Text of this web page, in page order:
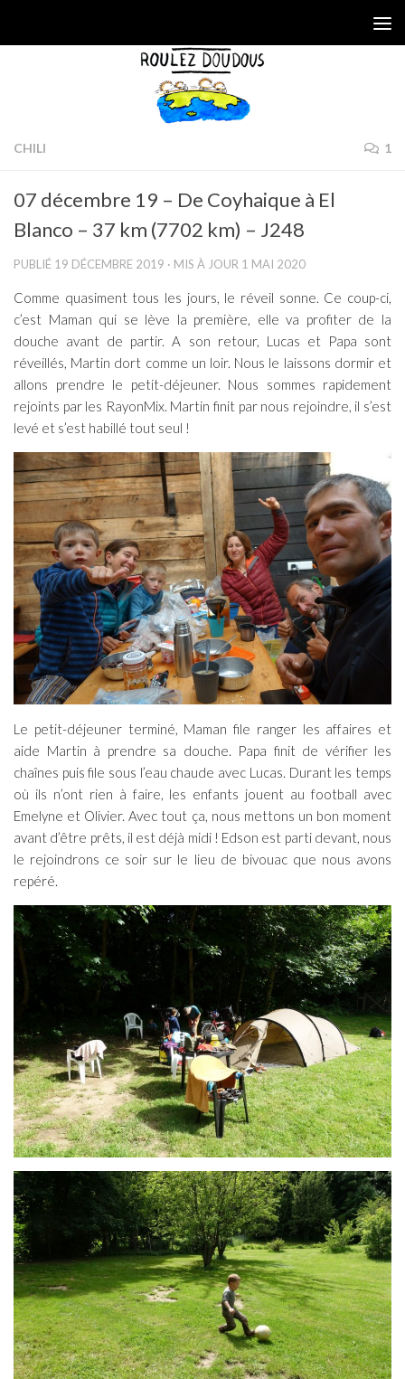
CHILI 1
07 décembre 19 – De Coyhaique à El
Blanco – 37 km (7702 km) – J248
PUBLIÉ 19 DÉCEMBRE 2019 · MIS À JOUR 1 MAI 2020
Comme quasiment tous les jours, le réveil sonne. Ce coup-ci,
c’est Maman qui se lève la première, elle va profiter de la
douche avant de partir. A son retour, Lucas et Papa sont
réveillés, Martin dort comme un loir. Nous le laissons dormir et
allons prendre le petit-déjeuner. Nous sommes rapidement
rejoints par les RayonMix. Martin finit par nous rejoindre, il s’est
levé et s’est habillé tout seul !
Le petit-déjeuner terminé, Maman file ranger les affaires et
aide Martin à prendre sa douche. Papa finit de vérifier les
chaînes puis file sous l’eau chaude avec Lucas. Durant les temps
où ils n’ont rien à faire, les enfants jouent au football avec
Emelyne et Olivier. Avec tout ça, nous mettons un bon moment
avant d’être prêts, il est déjà midi ! Edson est parti devant, nous
le rejoindrons ce soir sur le lieu de bivouac que nous avons
repéré.